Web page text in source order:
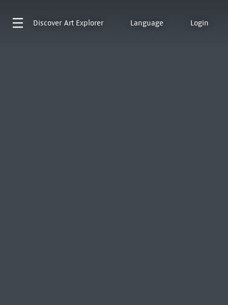
Discover Art Explorer Language Login